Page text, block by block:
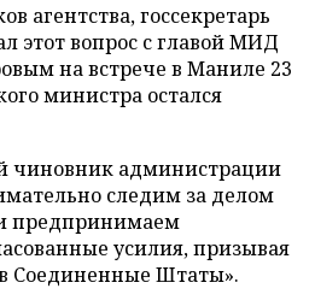
агентства, госсекретарь
этот вопрос с главой МИД
на встрече в Маниле 23
министра остался
чиновник администрации
следим за делом
предпринимаем
усилия, призывая
Соединенные Штаты».